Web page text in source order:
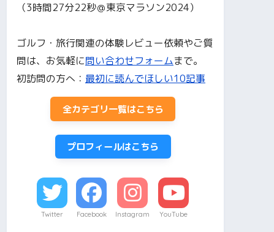
（3時間27分22秒＠東京マラソン2024）
ゴルフ・旅行関連の体験レビュー依頼やご質
問は、お気軽に問い合わせフォームまで。
初訪問の方へ： 最初に読んでほしい10記事
全カテゴリ一覧はこちら
プロフィールはこちら
Twitter Facebook Instagram YouTube